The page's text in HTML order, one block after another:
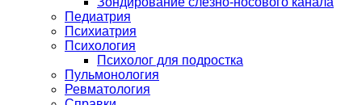
Педиатрия
Психиатрия
Психология
Психолог для подростка
Пульмонология
Ревматология